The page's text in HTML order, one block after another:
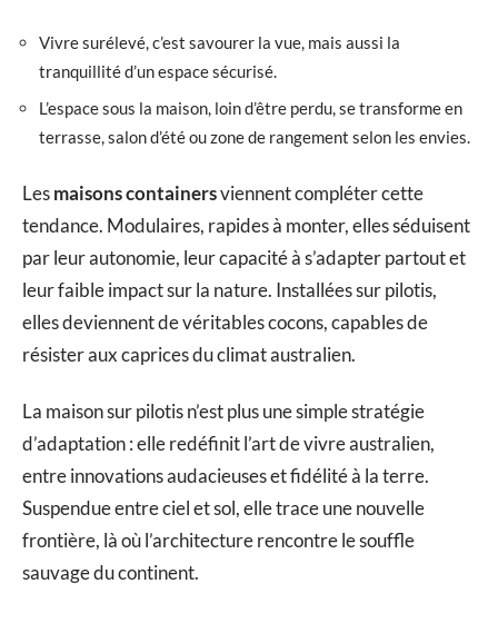
Vivre surélevé, c’est savourer la vue, mais aussi la
tranquillité d’un espace sécurisé.
L’espace sous la maison, loin d’être perdu, se transforme en
terrasse, salon d’été ou zone de rangement selon les envies.
Lesmaisons containersviennent compléter cette
tendance. Modulaires, rapides à monter, elles séduisent
par leur autonomie, leur capacité à s’adapter partout et
leur faible impact sur la nature. Installées sur pilotis,
elles deviennent de véritables cocons, capables de
résister aux caprices du climat australien.
La maison sur pilotis n’est plus une simple stratégie
d’adaptation : elle redéfinit l’art de vivre australien,
entre innovations audacieuses et fidélité à la terre.
Suspendue entre ciel et sol, elle trace une nouvelle
frontière, là où l’architecture rencontre le souffle
sauvage du continent.